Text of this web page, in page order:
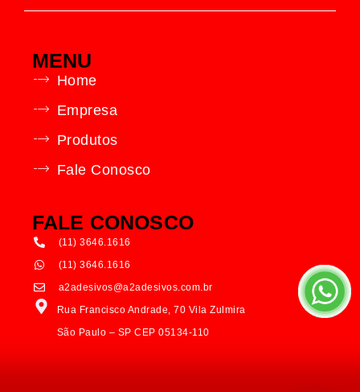
MENU
Home
Empresa
Produtos
Fale Conosco
FALE CONOSCO
(11) 3646.1616
(11) 3646.1616
a2adesivos@a2adesivos.com.br
Rua Francisco Andrade, 70 Vila Zulmira
São Paulo – SP CEP 05134-110